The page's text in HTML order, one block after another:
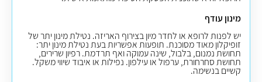
מינון עודף
יש לפנות לרופא או לחדר מיון בצירוף האריזה. נטילת מינון יתר של
זופיקלון מאוד מסוכנת. תופעות אפשריות בעת נטילת מינון יתר:
תחושת נמנום, בלבול, שינה עמוקה ואף תרדמת. רפיון שרירים,
תחושת סחרחורת, ערפול או עילפון. נפילות או איבוד שיווי משקל.
קשיים בנשימה.